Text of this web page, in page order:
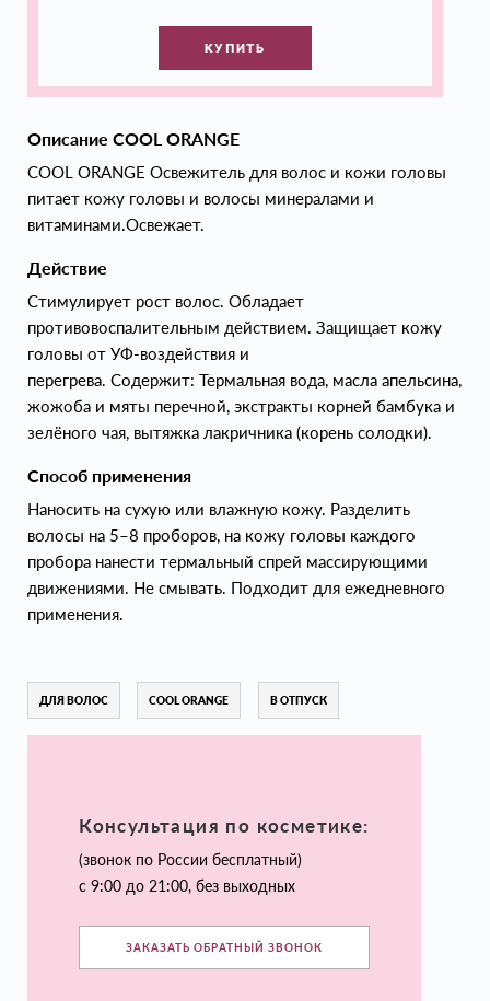
КУПИТЬ
Описание COOL ORANGE
COOL ORANGE Освежитель для волос и кожи головы
питает кожу головы и волосы минералами и
витаминами.Освежает.
Действие
Стимулирует рост волос. Обладает
противовоспалительным действием. Защищает кожу
головы от УФ-воздействия и
перегрева. Содержит: Термальная вода, масла апельсина,
жожоба и мяты перечной, экстракты корней бамбука и
зелёного чая, вытяжка лакричника (корень солодки).
Способ применения
Наносить на сухую или влажную кожу. Разделить
волосы на 5–8 проборов, на кожу головы каждого
пробора нанести термальный спрей массирующими
движениями. Не смывать. Подходит для ежедневного
применения.
ДЛЯ ВОЛОС COOL ORANGE В ОТПУСК
Консультация по косметике:
(звонок по России бесплатный)
с 9:00 до 21:00, без выходных
ЗАКАЗАТЬ ОБРАТНЫЙ ЗВОНОК